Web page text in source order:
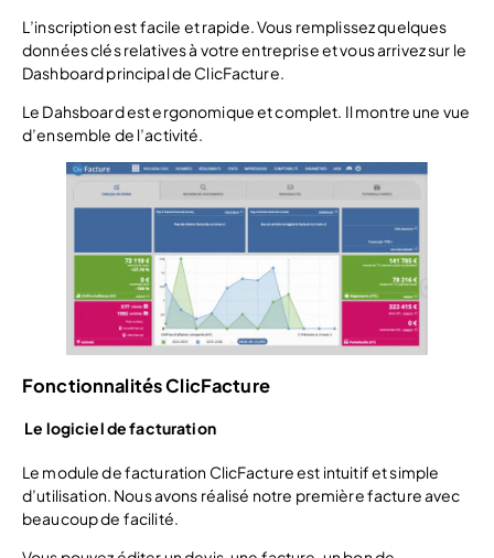
L’inscription est facile et rapide. Vous remplissez quelques
données clés relatives à votre entreprise et vous arrivez sur le
Dashboard principal de ClicFacture.
Le Dahsboard est ergonomique et complet. Il montre une vue
d’ensemble de l’activité.
Fonctionnalités ClicFacture
Le logiciel de facturation
Le module de facturation ClicFacture est intuitif et simple
d’utilisation. Nous avons réalisé notre première facture avec
beaucoup de facilité.